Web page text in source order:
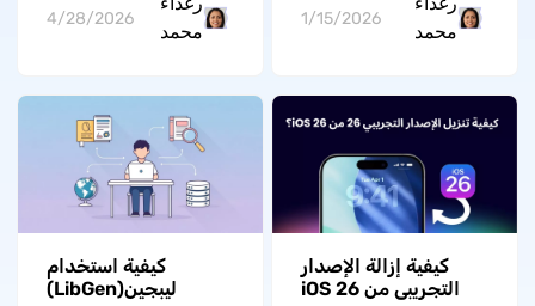
محمد
1/15/2026
محمد
4/28/2026
كيفية إزالة الإصدار
التجريبي من iOS 26
كيفية استخدام
ليبجين(LibGen)